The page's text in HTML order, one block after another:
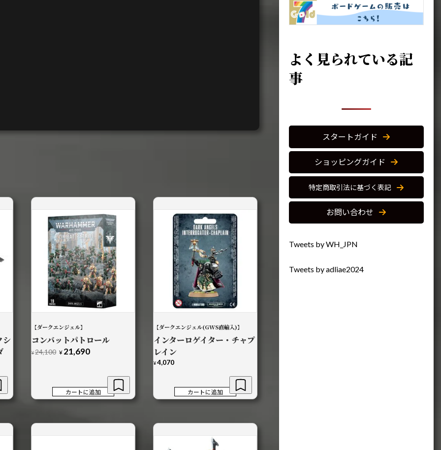
シ
【ダークエンジェル】
コンバットパトロール
¥24,100 元
は
¥24,100
¥ 21,690現
格
は
カートに追加
【ダークエンジェル(GWS直輸入)】
インターロゲイター・チャプ
レイン
¥4,070
カートに追加
よく見られている記
事
スタートガイド
ショッピングガイド
特定商取引法に基づく表記
お問い合わせ
Tweets by WH_JPN
Tweets by adliae2024